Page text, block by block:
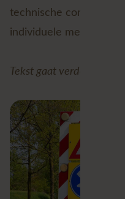
technische
individuele
Tekst gaat verder onder